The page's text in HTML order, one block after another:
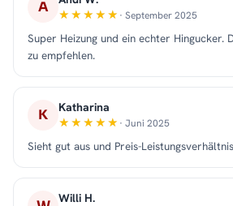
A · September 2025
Super Heizung und ein echter Hingucker.
zu empfehlen.
K Katharina
· Juni 2025
Sieht gut aus und Preis-
Willi H.